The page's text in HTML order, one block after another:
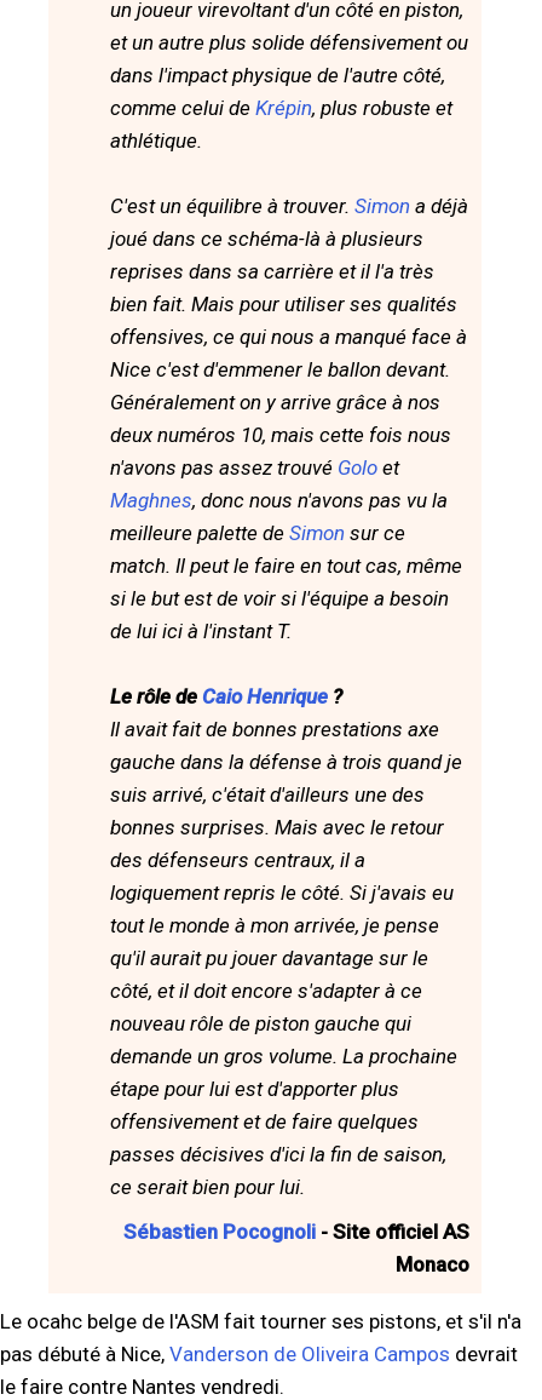
un joueur virevoltant d'un côté en piston,
et un autre plus solide défensivement ou
dans l'impact physique de l'autre côté,
comme celui de Krépin, plus robuste et
athlétique.
C'est un équilibre à trouver. Simon a déjà
joué dans ce schéma-là à plusieurs
reprises dans sa carrière et il l'a très
bien fait. Mais pour utiliser ses qualités
offensives, ce qui nous a manqué face à
Nice c'est d'emmener le ballon devant.
Généralement on y arrive grâce à nos
deux numéros 10, mais cette fois nous
n'avons pas assez trouvé Golo et
Maghnes, donc nous n'avons pas vu la
meilleure palette de Simon sur ce
match. Il peut le faire en tout cas, même
si le but est de voir si l'équipe a besoin
de lui ici à l'instant T.
Le rôle de Caio Henrique ?
Il avait fait de bonnes prestations axe
gauche dans la défense à trois quand je
suis arrivé, c'était d'ailleurs une des
bonnes surprises. Mais avec le retour
des défenseurs centraux, il a
logiquement repris le côté. Si j'avais eu
tout le monde à mon arrivée, je pense
qu'il aurait pu jouer davantage sur le
côté, et il doit encore s'adapter à ce
nouveau rôle de piston gauche qui
demande un gros volume. La prochaine
étape pour lui est d'apporter plus
offensivement et de faire quelques
passes décisives d'ici la fin de saison,
ce serait bien pour lui.
Sébastien Pocognoli - Site officiel AS
Monaco
Le ocahc belge de l'ASM fait tourner ses pistons, et s'il n'a
pas débuté à Nice, Vanderson de Oliveira Campos devrait
le faire contre Nantes vendredi.